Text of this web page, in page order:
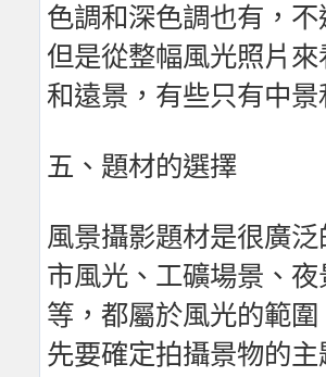
色調和深色調也有，
但是從整幅風光照片
和遠景，有些只有中
五、題材的選擇
風景攝影題材是很廣
市風光、工礦場景、
等，都屬於風光的範
先要確定拍攝景物的